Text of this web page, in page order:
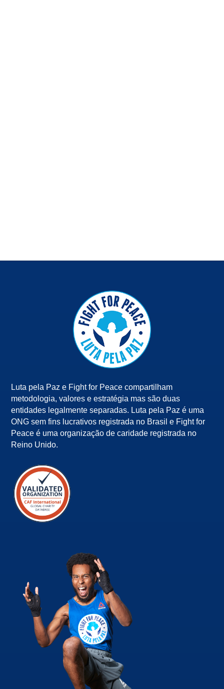
Luta pela Paz e Fight for Peace compartilham
metodologia, valores e estratégia mas são duas
entidades legalmente separadas. Luta pela Paz é uma
ONG sem fins lucrativos registrada no Brasil e Fight for
Peace é uma organização de caridade registrada no
Reino Unido.